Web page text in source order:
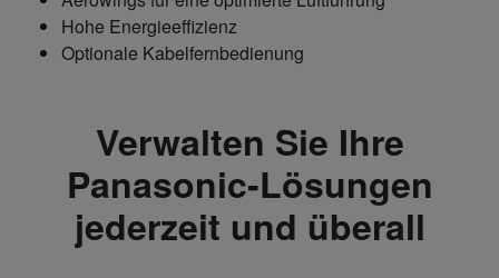
Hohe Energieeffizienz
Optionale Kabelfernbedienung
Verwalten Sie Ihre
Panasonic-Lösungen
jederzeit und überall